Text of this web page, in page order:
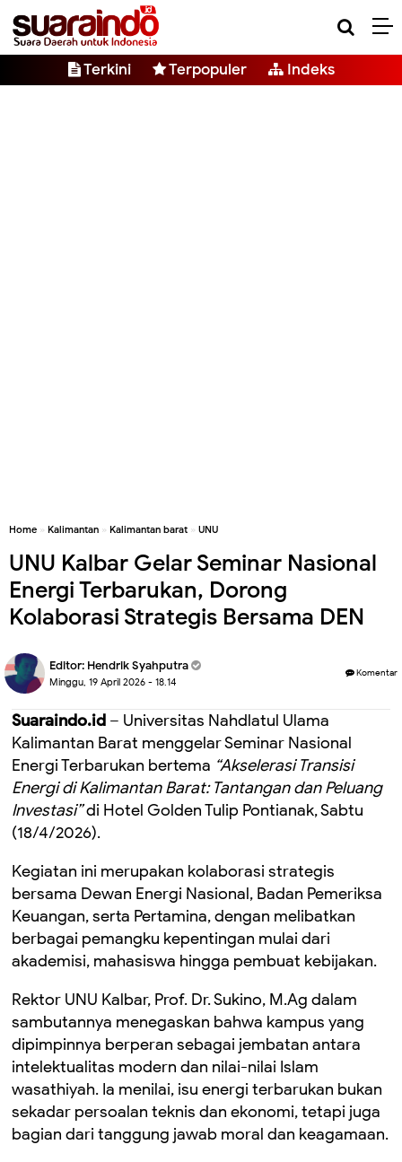
Terkini Terpopuler Indeks
Home » Kalimantan » Kalimantan barat » UNU
UNU Kalbar Gelar Seminar Nasional
Energi Terbarukan, Dorong
Kolaborasi Strategis Bersama DEN
Editor: Hendrik Syahputra
Minggu, 19 April 2026 - 18.14
Komentar
Suaraindo.id – Universitas Nahdlatul Ulama
Kalimantan Barat menggelar Seminar Nasional
Energi Terbarukan bertema “Akselerasi Transisi
Energi di Kalimantan Barat: Tantangan dan Peluang
Investasi”di Hotel Golden Tulip Pontianak, Sabtu
(18/4/2026).
Kegiatan ini merupakan kolaborasi strategis
bersama Dewan Energi Nasional, Badan Pemeriksa
Keuangan, serta Pertamina, dengan melibatkan
berbagai pemangku kepentingan mulai dari
akademisi, mahasiswa hingga pembuat kebijakan.
Rektor UNU Kalbar, Prof. Dr. Sukino, M.Ag dalam
sambutannya menegaskan bahwa kampus yang
dipimpinnya berperan sebagai jembatan antara
intelektualitas modern dan nilai-nilai Islam
wasathiyah. Ia menilai, isu energi terbarukan bukan
sekadar persoalan teknis dan ekonomi, tetapi juga
bagian dari tanggung jawab moral dan keagamaan.